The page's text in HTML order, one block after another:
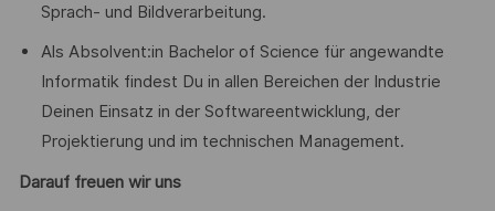
Sprach- und Bildverarbeitung.
Als Absolvent:in Bachelor of Science für angewandte
Informatik findest Du in allen Bereichen der Industrie
Deinen Einsatz in der Softwareentwicklung, der
Projektierung und im technischen Management.
Darauf freuen wir uns